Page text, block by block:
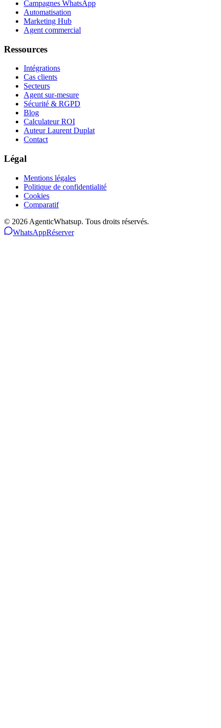
Campagnes WhatsApp
Automatisation
Marketing Hub
Agent commercial
Ressources
Intégrations
Cas clients
Secteurs
Agent sur-mesure
Sécurité & RGPD
Blog
Calculateur ROI
Auteur Laurent Duplat
Contact
Légal
Mentions légales
Politique de confidentialité
Cookies
Comparatif
© 2026 AgenticWhatsup. Tous droits réservés.
WhatsAppRéserver